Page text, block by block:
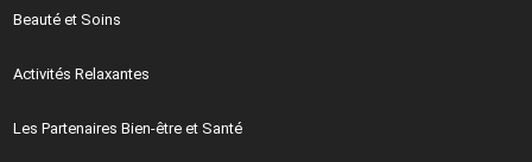
Beauté et Soins
Activités Relaxantes
Les Partenaires Bien-être et Santé